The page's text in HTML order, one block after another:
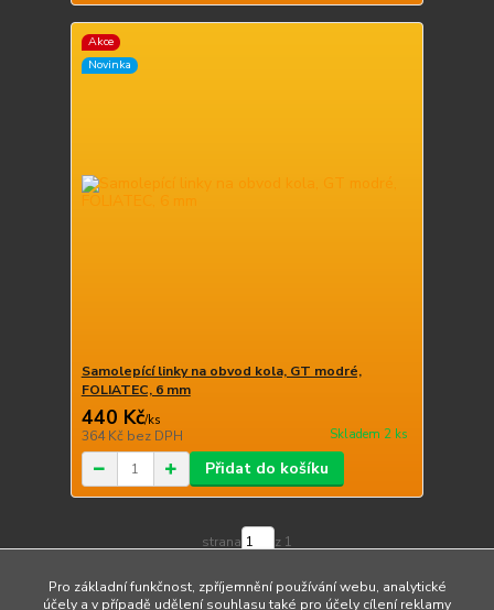
Akce
Novinka
Samolepící linky na obvod kola, GT modré,
FOLIATEC, 6 mm
440 Kč/ks
364 Kč bez DPH Skladem 2 ks
Přidat do košíku
strana z 1
Pro základní funkčnost, zpříjemnění používání webu, analytické
účely a v případě udělení souhlasu také pro účely cílení reklamy